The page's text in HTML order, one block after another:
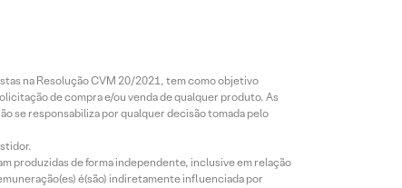
na Resolução CVM 20/2021, tem como objetivo
de compra e/ou venda de qualquer produto. As
se responsabiliza por qualquer decisão tomada pelo
produzidas de forma independente, inclusive em relação
é(são) indiretamente influenciada por